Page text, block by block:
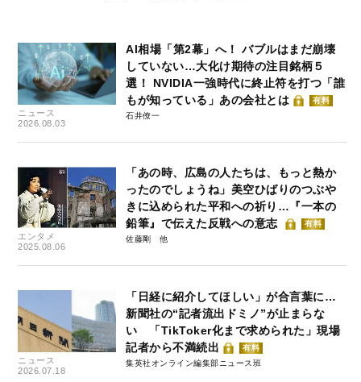
ニュース
2026.08.03
AI相場「第2幕」へ！ バブルはまだ崩壊
していない…大化け期待の注目銘柄５
選！ NVIDIA一強時代に終止符を打つ「誰
もが知っている」あの会社とは
有料
石井僚一
エンタメ
2025.08.06
「あの時、広島の人たちは、もっと熱か
ったのでしょうね」美空ひばりのつぶや
きに込められた平和への祈り…『一本の
鉛筆』で伝えた反戦への意志
有料
佐藤剛
ニュース
2026.07.18
「日経に紹介してほしい」が合言葉に…
新聞社の“記者流出ドミノ”が止まらな
い 「TikToker化まで求められた」現場
記者から不満続出
有料
集英社オンライン編集部ニュース班